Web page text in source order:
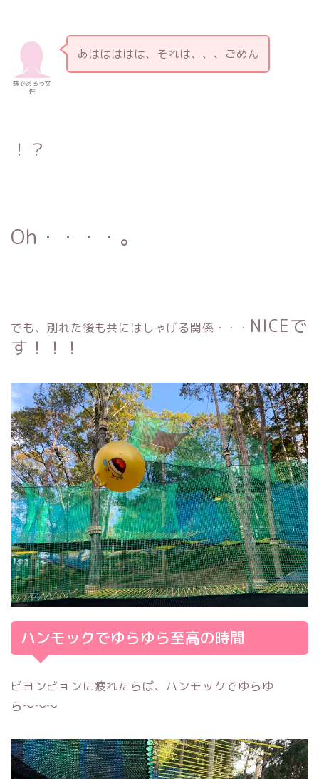
嫁であろう女
性
あははははは、それは、、、ごめん
！？
Oh・・・・。
でも、別れた後も共にはしゃげる関係・・・ NICEで
す！！！
ハンモックでゆらゆら至高の時間
ビヨンビョンに疲れたらば、ハンモックでゆらゆ
ら〜〜〜